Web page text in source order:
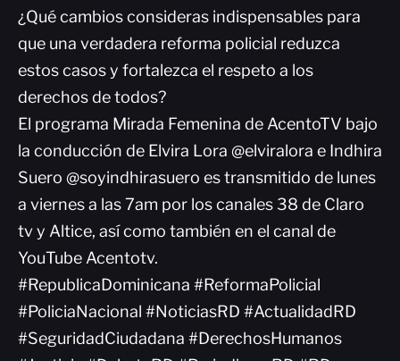
¿Qué cambios consideras indispensables para
que una verdadera reforma policial reduzca
estos casos y fortalezca el respeto a los
derechos de todos?
El programa Mirada Femenina de AcentoTV bajo
la conducción de Elvira Lora @elviralora e Indhira
Suero @soyindhirasuero es transmitido de lunes
a viernes a las 7am por los canales 38 de Claro
tv y Altice, así como también en el canal de
YouTube Acentotv.
#RepublicaDominicana #ReformaPolicial
#PoliciaNacional #NoticiasRD #ActualidadRD
#SeguridadCiudadana #DerechosHumanos